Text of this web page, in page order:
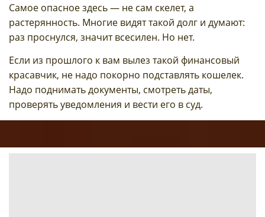
Самое опасное здесь — не сам скелет, а
растерянность. Многие видят такой долг и думают:
раз проснулся, значит всесилен. Но нет.
Если из прошлого к вам вылез такой финансовый
красавчик, не надо покорно подставлять кошелек.
Надо поднимать документы, смотреть даты,
проверять уведомления и вести его в суд.